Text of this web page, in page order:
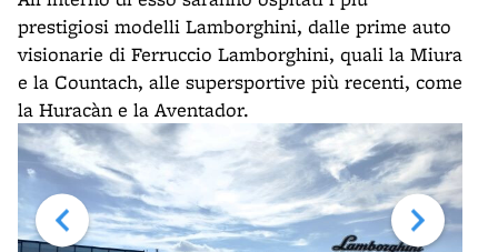
prestigiosi modelli Lamborghini, dalle prime auto
visionarie di Ferruccio Lamborghini, quali la Miura
e la Countach, alle supersportive più recenti, come
la Huracàn e la Aventador.